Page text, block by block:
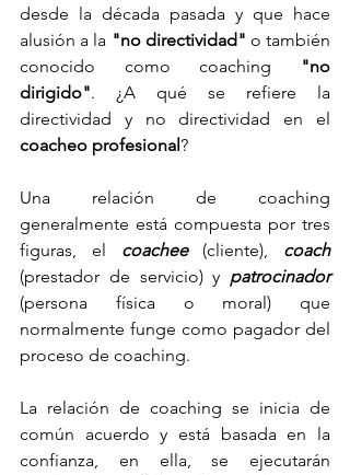
desde la década pasada y que hace
alusión a la "no directividad" o también
conocido como coaching "no
dirigido". ¿A qué se refiere la
coacheo profesional ?
Una relación de coaching
generalmente está compuesta por tres
figuras, el coachee (cliente),
coach
(prestador de servicio) y
patrocinador
(persona física o moral) que
normalmente funge como pagador del
proceso de coaching.
La relación de coaching se inicia de
común acuerdo y está basada en la
confianza, en ella, se ejecutarán